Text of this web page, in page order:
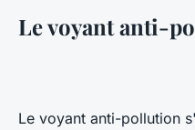
Le voyant anti-
Le voyant anti-pollution